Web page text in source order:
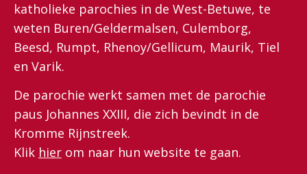
katholieke parochies in de West-Betuwe, te
weten Buren/Geldermalsen, Culemborg,
Beesd, Rumpt, Rhenoy/Gellicum, Maurik, Tiel
en Varik.
De parochie werkt samen met de parochie
paus Johannes XXIII, die zich bevindt in de
Kromme Rijnstreek.
Klik hier om naar hun website te gaan.